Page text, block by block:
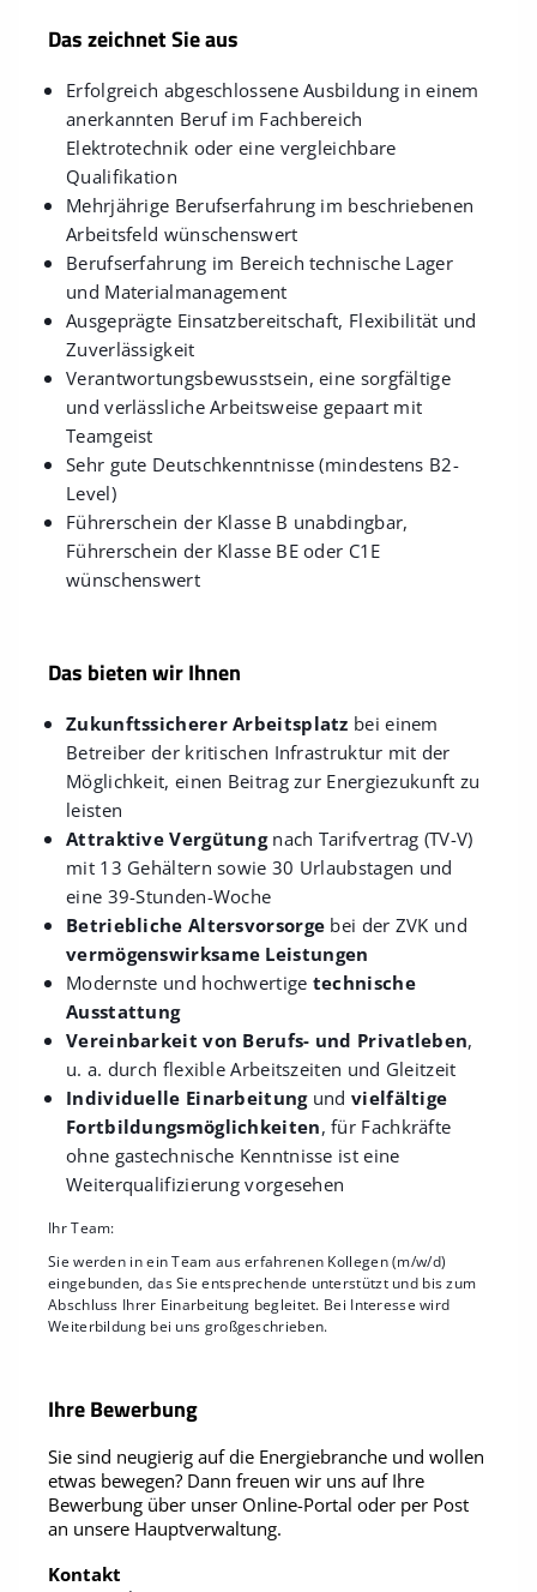
Das zeichnet Sie aus
Erfolgreich abgeschlossene Ausbildung in einem
anerkannten Beruf im Fachbereich
Elektrotechnik oder eine vergleichbare
Qualifikation
Mehrjährige Berufserfahrung im beschriebenen
Arbeitsfeld wünschenswert
Berufserfahrung im Bereich technische Lager
und Materialmanagement
Ausgeprägte Einsatzbereitschaft, Flexibilität und
Zuverlässigkeit
Verantwortungsbewusstsein, eine sorgfältige
und verlässliche Arbeitsweise gepaart mit
Teamgeist
Sehr gute Deutschkenntnisse (mindestens B2-
Level)
Führerschein der Klasse B unabdingbar,
Führerschein der Klasse BE oder C1E
wünschenswert
Das bieten wir Ihnen
Zukunftssicherer Arbeitsplatz bei einem
Betreiber der kritischen Infrastruktur mit der
Möglichkeit, einen Beitrag zur Energiezukunft zu
leisten
Attraktive Vergütungnach Tarifvertrag (TV-V)
mit 13 Gehältern sowie 30 Urlaubstagen und
eine 39-Stunden-Woche
Betriebliche Altersvorsorge bei der ZVK und
vermögenswirksame Leistungen
Modernste und hochwertige technische
Ausstattung
Vereinbarkeit von Berufs- und Privatleben,
u. a. durch flexible Arbeitszeiten und Gleitzeit
Individuelle Einarbeitungund vielfältige
Fortbildungsmöglichkeiten, für Fachkräfte
ohne gastechnische Kenntnisse ist eine
Weiterqualifizierung vorgesehen
Ihr Team:
Sie werden in ein Team aus erfahrenen Kollegen (m/w/d)
eingebunden, das Sie entsprechende unterstützt und bis zum
Abschluss Ihrer Einarbeitung begleitet. Bei Interesse wird
Weiterbildung bei uns großgeschrieben.
Ihre Bewerbung
Sie sind neugierig auf die Energiebranche und wollen
etwas bewegen? Dann freuen wir uns auf Ihre
Bewerbung über unser Online-Portal oder per Post
an unsere Hauptverwaltung.
Kontakt